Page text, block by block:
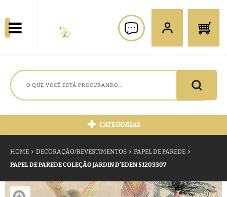
CATEGORIAS
HOME DECORAÇÃO/REVESTIMENTOS
PAPEL DE PAREDE
PAPEL DE PAREDE COLEÇÃO JARDIN D’EDEN 51203307